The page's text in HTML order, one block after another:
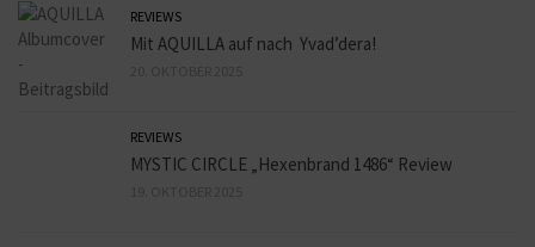
REVIEWS
Mit AQUILLA auf nach Yvad’dera!
REVIEWS
MYSTIC CIRCLE „Hexenbrand 1486“ Review